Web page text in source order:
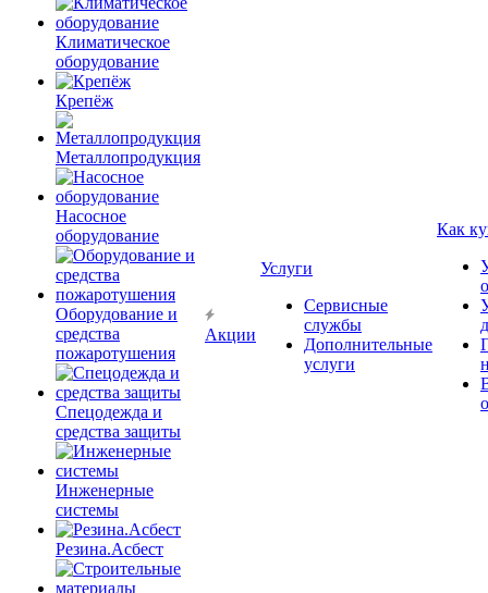
Климатическое
оборудование
Крепёж
Металлопродукция
Насосное
оборудование
Оборудование и
средства
пожаротушения
Спецодежда и
средства защиты
Инженерные
системы
Резина.Асбест
Акции
Услуги
Сервисные
службы
Дополнительные
услуги
Как